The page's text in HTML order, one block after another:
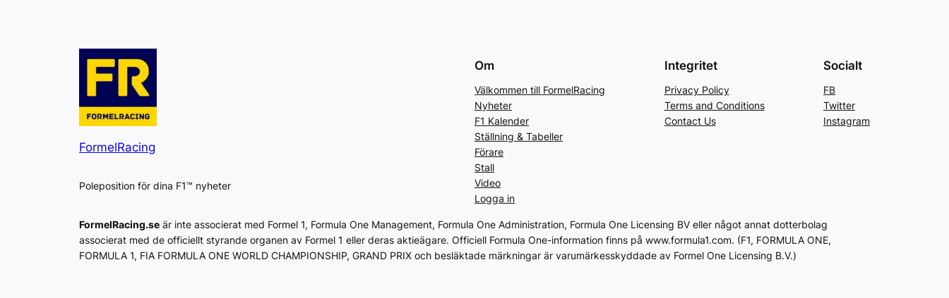
FormelRacing
Poleposition för dina F1™ nyheter
Om
Välkommen till FormelRacing
Nyheter
F1 Kalender
Ställning & Tabeller
Förare
Stall
Video
Logga in
Integritet
Privacy Policy
Terms and Conditions
Contact Us
Socialt
FB
Twitter
Instagram
FormelRacing.se är inte associerat med Formel 1, Formula One Management, Formula One Administration, Formula One Licensing BV eller något annat dotterbolag
associerat med de officiellt styrande organen av Formel 1 eller deras aktieägare. Officiell Formula One-information finns på www.formula1.com. (F1, FORMULA ONE,
FORMULA 1, FIA FORMULA ONE WORLD CHAMPIONSHIP, GRAND PRIX och besläktade märkningar är varumärkesskyddade av Formel One Licensing B.V.)